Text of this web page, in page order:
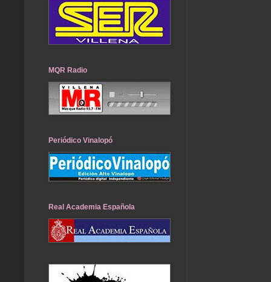
MQR Radio
Periódico Vinalopó
Real Academia Española